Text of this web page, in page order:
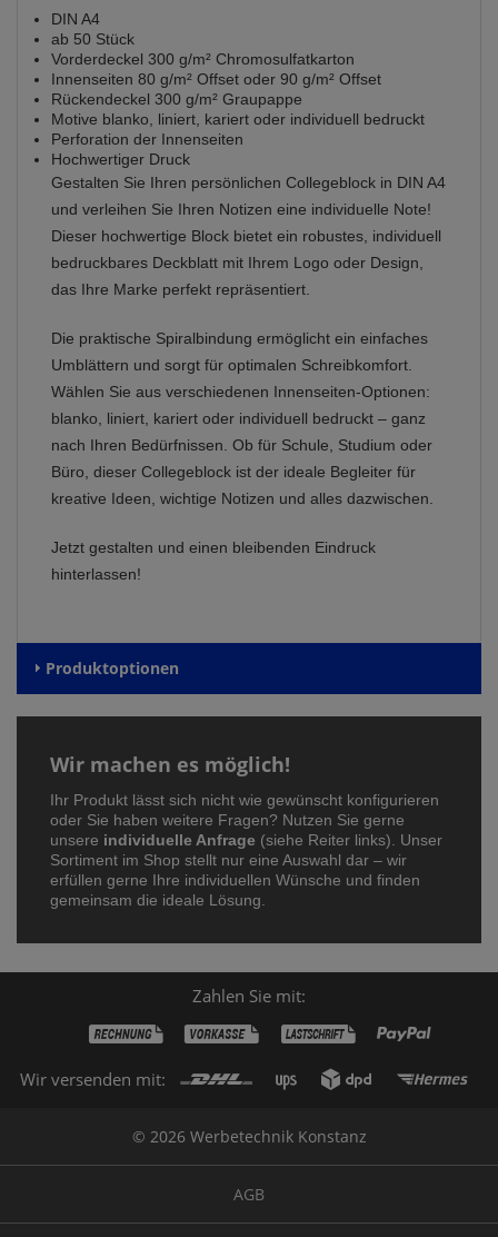
DIN A4
ab 50 Stück
Vorderdeckel 300 g/m² Chromosulfatkarton
Innenseiten 80 g/m² Offset oder 90 g/m² Offset
Rückendeckel 300 g/m² Graupappe
Motive blanko, liniert, kariert oder individuell bedruckt
Perforation der Innenseiten
Hochwertiger Druck
Gestalten Sie Ihren persönlichen Collegeblock in DIN A4
und verleihen Sie Ihren Notizen eine individuelle Note!
Dieser hochwertige Block bietet ein robustes, individuell
bedruckbares Deckblatt mit Ihrem Logo oder Design,
das Ihre Marke perfekt repräsentiert.
Die praktische Spiralbindung ermöglicht ein einfaches
Umblättern und sorgt für optimalen Schreibkomfort.
Wählen Sie aus verschiedenen Innenseiten-Optionen:
blanko, liniert, kariert oder individuell bedruckt – ganz
nach Ihren Bedürfnissen. Ob für Schule, Studium oder
Büro, dieser Collegeblock ist der ideale Begleiter für
kreative Ideen, wichtige Notizen und alles dazwischen.
Jetzt gestalten und einen bleibenden Eindruck
hinterlassen!
Produktoptionen
Wir machen es möglich!
Ihr Produkt lässt sich nicht wie gewünscht konfigurieren
oder Sie haben weitere Fragen? Nutzen Sie gerne
unsere individuelle Anfrage (siehe Reiter links). Unser
Sortiment im Shop stellt nur eine Auswahl dar – wir
erfüllen gerne Ihre individuellen Wünsche und finden
gemeinsam die ideale Lösung.
Zahlen Sie mit:
Wir versenden mit:
© 2026 Werbetechnik Konstanz
AGB